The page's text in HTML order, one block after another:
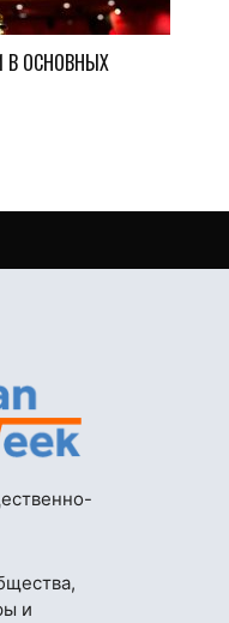
В ОСНОВНЫХ
и